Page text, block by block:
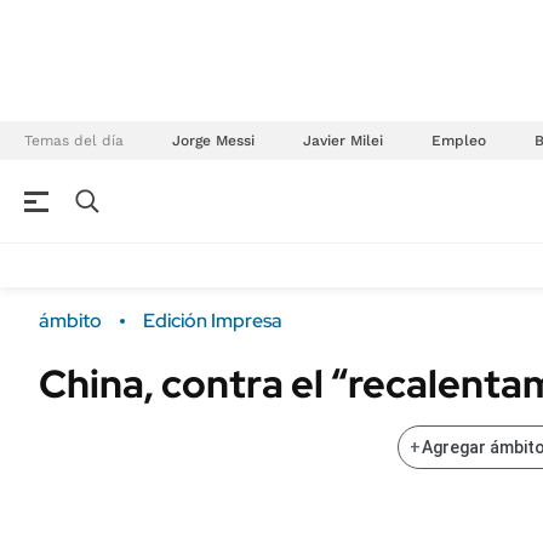
Temas del día Jorge Messi Javier Milei Empleo
Campo Sustentabilidad
ENERGY REPORT
ámbito Edición Impresa
China, contra el
+Agregar